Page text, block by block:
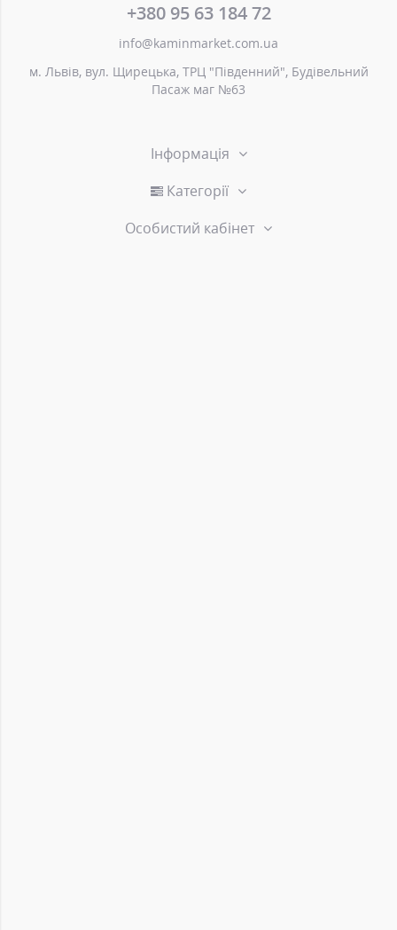
+380 95 63 184 72
info@kaminmarket.com.ua
м. Львів, вул. Щирецька, ТРЦ "Південний", Будівельний
Пасаж маг №63
Інформація
Категорії
Особистий кабінет